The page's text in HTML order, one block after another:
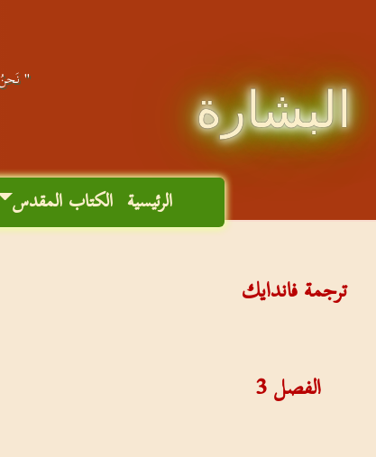
البشارة
" نَحنُ
الرئيسية الكتاب المقدس
ترجمة فاندايك
الفصل3